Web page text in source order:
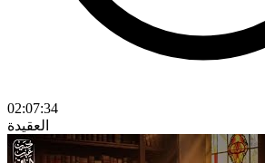
02:07:34
العقيدة